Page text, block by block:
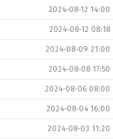
2024-08-12 14:00
2024-08-12 08:18
2024-08-09 21:00
2024-08-08 17:50
2024-08-06 08:00
2024-08-04 16:00
2024-08-03 11:20